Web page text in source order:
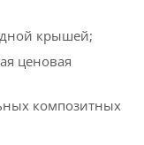
крышей;
ценовая
композитных